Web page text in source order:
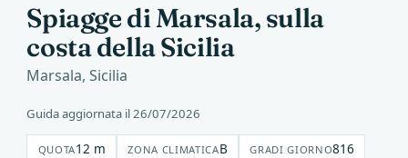
Spiagge di Marsala, sulla
costa della Sicilia
Marsala, Sicilia
Guida aggiornata il 26/07/2026
QUOTA12 m ZONA CLIMATICAB GRADI GIORNO816